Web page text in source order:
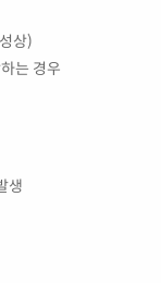
상)
는 경우
생